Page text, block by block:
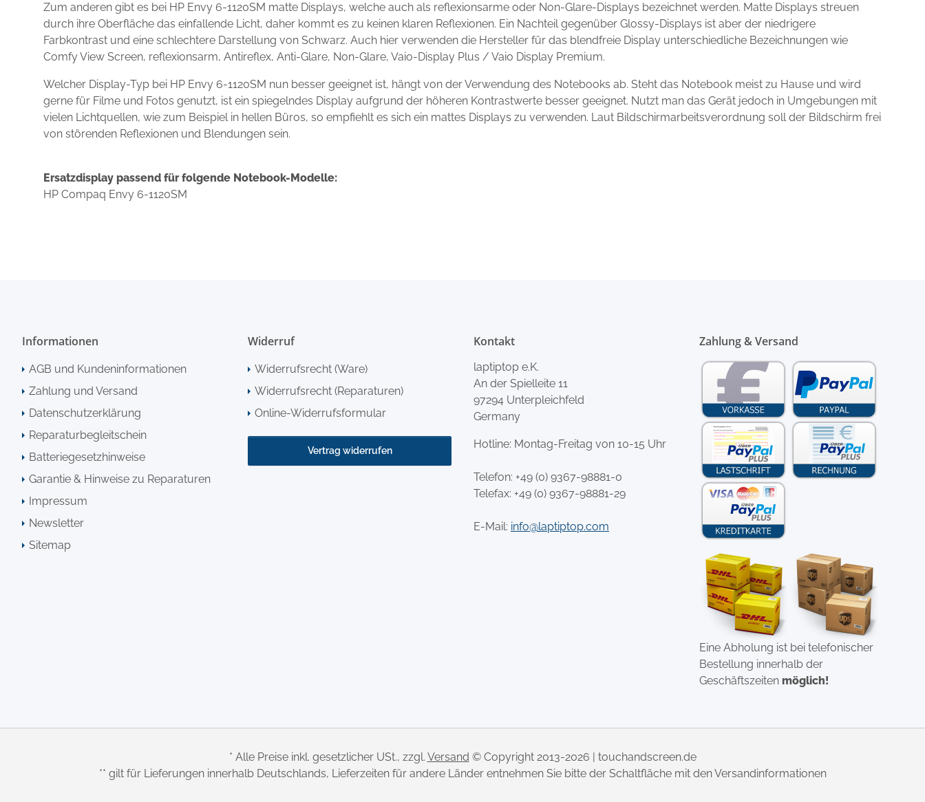
Zum anderen gibt es bei HP Envy 6-1120SM matte Displays, welche auch als reflexionsarme oder Non-Glare-Displays bezeichnet werden. Matte Displays streuen
durch ihre Oberfläche das einfallende Licht, daher kommt es zu keinen klaren Reflexionen. Ein Nachteil gegenüber Glossy-Displays ist aber der niedrigere
Farbkontrast und eine schlechtere Darstellung von Schwarz. Auch hier verwenden die Hersteller für das blendfreie Display unterschiedliche Bezeichnungen wie
Comfy View Screen, reflexionsarm, Antireflex, Anti-Glare, Non-Glare, Vaio-Display Plus / Vaio Display Premium.
Welcher Display-Typ bei HP Envy 6-1120SM nun besser geeignet ist, hängt von der Verwendung des Notebooks ab. Steht das Notebook meist zu Hause und wird
gerne für Filme und Fotos genutzt, ist ein spiegelndes Display aufgrund der höheren Kontrastwerte besser geeignet. Nutzt man das Gerät jedoch in Umgebungen mit
vielen Lichtquellen, wie zum Beispiel in hellen Büros, so empfiehlt es sich ein mattes Displays zu verwenden. Laut Bildschirmarbeitsverordnung soll der Bildschirm frei
von störenden Reflexionen und Blendungen sein.
Ersatzdisplay passend für folgende Notebook-Modelle:
HP Compaq Envy 6-1120SM
Informationen
AGB und Kundeninformationen
Zahlung und Versand
Datenschutzerklärung
Reparaturbegleitschein
Batteriegesetzhinweise
Garantie & Hinweise zu Reparaturen
Impressum
Newsletter
Sitemap
Widerruf
Widerrufsrecht (Ware)
Widerrufsrecht (Reparaturen)
Online-Widerrufsformular
Vertrag widerrufen
Kontakt
laptiptop e.K.
An der Spielleite 11
97294 Unterpleichfeld
Germany
Hotline: Montag-Freitag von 10-15 Uhr
Telefon: +49 (0) 9367-98881-0
Telefax: +49 (0) 9367-98881-29
E-Mail: info@laptiptop.com
Zahlung & Versand
Eine Abholung ist bei telefonischer
Bestellung innerhalb der
Geschäftszeiten möglich!
* Alle Preise inkl. gesetzlicher USt., zzgl. Versand © Copyright 2013-2026 | touchandscreen.de
** gilt für Lieferungen innerhalb Deutschlands, Lieferzeiten für andere Länder entnehmen Sie bitte der Schaltfläche mit den Versandinformationen